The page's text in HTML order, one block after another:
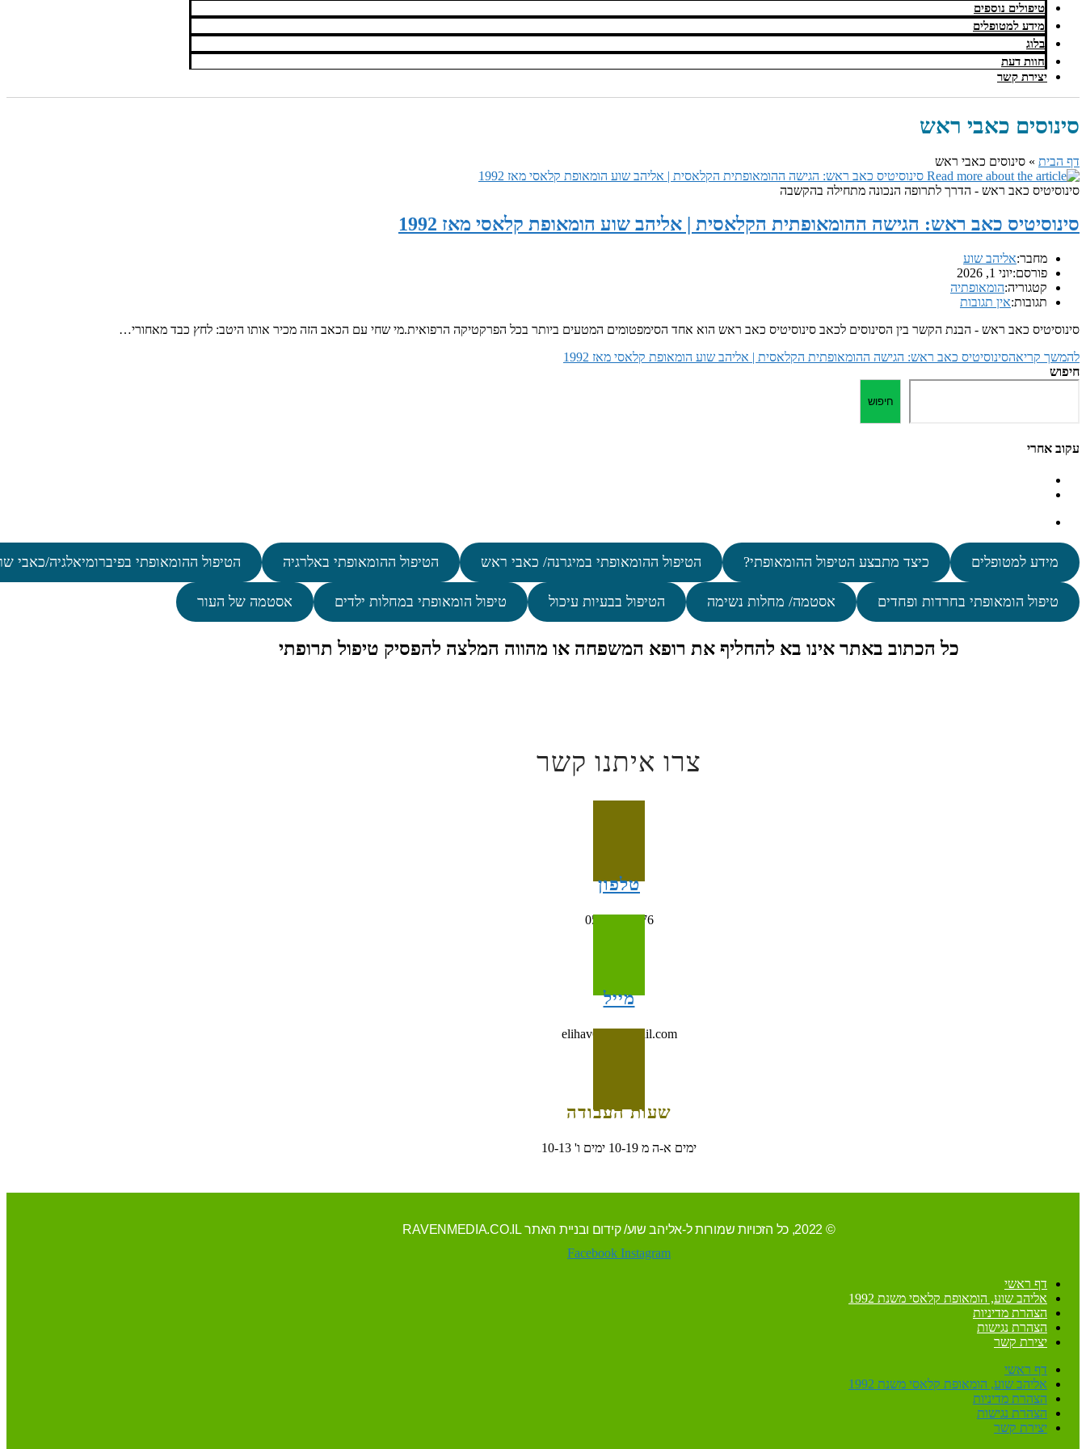
טיפולים נוספים
מידע למטופלים
בלוג
חוות דעת
יצירת קשר
סינוסים כאבי ראש
דף הבית » סינוסים כאבי ראש
סינוסיטיס כאב ראש - הדרך לתרופה הנכונה מתחילה בהקשבה
סינוסיטיס כאב ראש: הגישה ההומאופתית הקלאסית | אליהב שוע הומאופת קלאסי מאז 1992
מחבר:אליהב שוע
פורסם:יוני 1, 2026
קטגוריה:הומאופתיה
תגובות:אין תגובות
סינוסיטיס כאב ראש - הבנת הקשר בין הסינוסים לכאב סינוסיטיס כאב ראש הוא אחד הסימפטומים המטעים ביותר בכל הפרקטיקה הרפואית.מי שחי עם הכאב הזה מכיר אותו היטב: לחץ כבד מאחורי…
להמשך קריאהסינוסיטיס כאב ראש: הגישה ההומאופתית הקלאסית | אליהב שוע הומאופת קלאסי מאז 1992
חיפוש
חיפוש
עקוב אחרי
מידע למטופלים כיצד מתבצע הטיפול ההומאופתי? הטיפול ההומאופתי במיגרנה/ כאבי ראש הטיפול ההומאופתי באלרגיה הטיפול ההומאופתי בפיברומיאלגיה/כאבי
טיפול הומאופתי בחרדות ופחדים אסטמה/ מחלות נשימה הטיפול בבעיות עיכול טיפול הומאופתי במחלות ילדים אסטמה של העור
כל הכתוב באתר אינו בא להחליף את רופא המשפחה או מהווה המלצה להפסיק טיפול תרופתי
צרו איתנו קשר
טלפון
054-4993676
מייל
elihav698@gmail.com
שעות העבודה
ימים א-ה מ 10-19 ימים ו' 10-13
© 2022, כל הזכויות שמורות ל-אליהב שוע/ קידום ובניית האתר RAVENMEDIA.CO.IL
Facebook Instagram
דף ראשי
אליהב שוע, הומאופת קלאסי משנת 1992
הצהרת מדיניות
הצהרת נגישות
יצירת קשר
דף ראשי
אליהב שוע, הומאופת קלאסי משנת 1992
הצהרת מדיניות
הצהרת נגישות
יצירת קשר